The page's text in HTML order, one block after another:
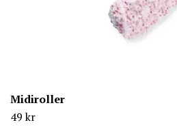
Midiroller
49 kr